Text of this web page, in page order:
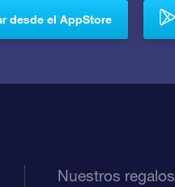
desde el AppStore
Nuestros regalos